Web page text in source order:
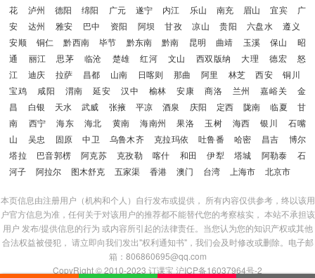
花
泸州 德阳 绵阳 广元 遂宁 内江 乐山 南充 眉山 宜宾
广
安
达州 雅安 巴中 资阳 阿坝 甘孜 凉山 贵阳 六盘水
遵义
安顺
铜仁 黔西南 毕节 黔东南 黔南 昆明 曲靖 玉溪 保山
昭
通
丽江 思茅 临沧 楚雄 红河 文山 西双版纳 大理 德宏
怒
江
迪庆 拉萨 昌都 山南 日喀则 那曲 阿里 林芝 西安
铜川
宝鸡
咸阳 渭南 延安 汉中 榆林 安康 商洛 兰州 嘉峪关
金
昌
白银 天水 武威 张掖 平凉 酒泉 庆阳 定西 陇南 临夏
甘
南
西宁 海东 海北 黄南 海南州 果洛 玉树 海西 银川
石嘴
山
吴忠 固原 中卫 乌鲁木齐 克拉玛依 吐鲁番 哈密 昌吉
博尔
塔拉
巴音郭楞 阿克苏 克孜勒 喀什 和田 伊犁 塔城 阿勒泰
石
河子
阿拉尔 图木舒克 五家渠 香港 澳门 台湾 上海市 北京市
本页信息由注册用户（机构和个人）自行发布或提供， 所有内容仅供参考，终以该用
户官方信息为准，任何关于对该用户的推荐都不能替代您的考察核实， 本站不承担该
用户 发布/提供信息的行为 或内容所引起的法律责任。当您认为您的知识产权或其他
合法权益被侵犯， 请立即向我们发出"权利通知书"，我们会及时修改或删除。电子邮
箱：806860695@qq.com
CopyRight © 2010-2023 订课宝 沪ICP备16037964号-2